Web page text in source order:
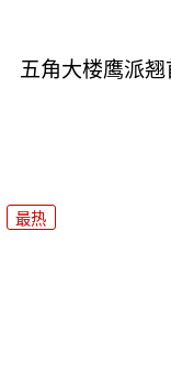
五角大楼鹰派
最热